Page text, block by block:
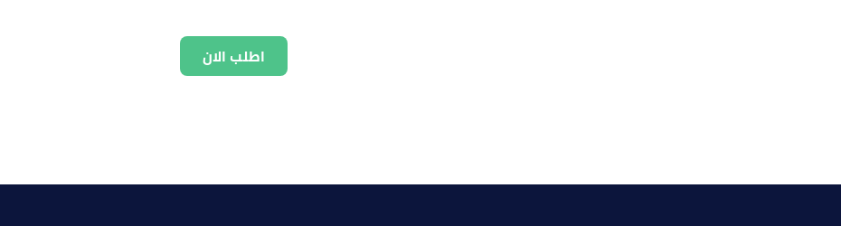
اطلب الان